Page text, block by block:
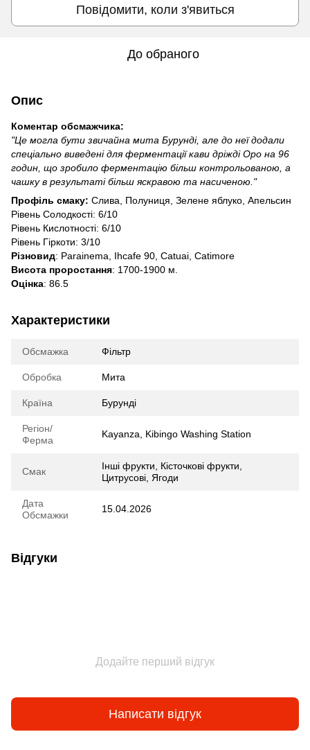
Повідомити, коли з'явиться
До обраного
Опис
Коментар обсмажчика:
"Це могла бути звичайна мита Бурунді, але до неї додали
спеціально виведені для ферментації кави дріжді Оро на 96
годин, що зробило ферментацію більш контрольованою, а
чашку в результаті більш яскравою та насиченою."
Профіль смаку: Слива, Полуниця, Зелене яблуко, Апельсин
Рівень Солодкості: 6/10
Рівень Кислотності: 6/10
Рівень Гіркоти: 3/10
Різновид: Parainema, Ihcafe 90, Catuai, Catimore
Висота проростання: 1700-1900 м.
Оцінка: 86.5
Характеристики
Обсмажка Фільтр
Обробка Мита
Країна Бурунді
Регіон/
Ферма
Kayanza, Kibingo Washing Station
Смак
Інші фрукти, Кісточкові фрукти,
Цитрусові, Ягоди
Дата
Обсмажки
15.04.2026
Відгуки
Додайте перший відгук
Написати відгук